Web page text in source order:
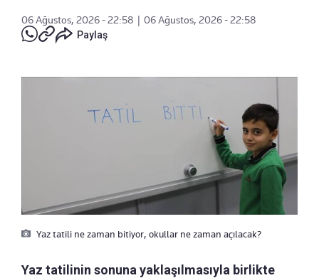
06 Ağustos, 2026 - 22:58
06 Ağustos, 2026 - 22:58
Paylaş
Yaz tatili ne zaman bitiyor, okullar ne zaman açılacak?
Yaz tatilinin sonuna yaklaşılmasıyla birlikte